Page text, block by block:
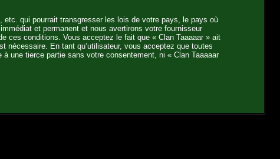
qui pourrait transgresser les lois de votre pays, le pays où
et permanent et nous avertirons votre fournisseur
ces conditions. Vous acceptez le fait que « Clan Taaaaar » ait
nécessaire. En tant qu’utilisateur, vous acceptez que toutes
une tierce partie sans votre consentement, ni « Clan Taaaaar